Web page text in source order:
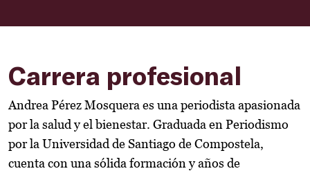
Carrera profesional
Andrea Pérez Mosquera es una periodista apasionada
por la salud y el bienestar. Graduada en Periodismo
por la Universidad de Santiago de Compostela,
cuenta con una sólida formación y años de